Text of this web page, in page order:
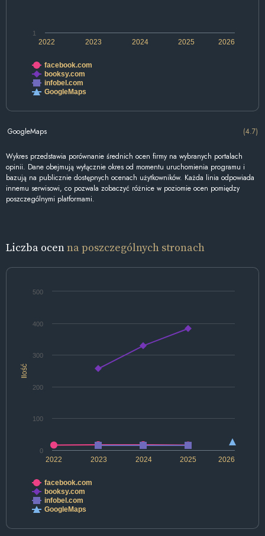
2022 2024 2026
2023 2025
1
facebook.com
booksy.com
infobel.com
GoogleMaps
GoogleMaps (4.7)
Wykres przedstawia porównanie średnich ocen firmy na wybranych portalach
opinii. Dane obejmują wyłącznie okres od momentu uruchomienia programu i
bazują na publicznie dostępnych ocenach użytkowników. Każda linia odpowiada
innemu serwisowi, co pozwala zobaczyć różnice w poziomie ocen pomiędzy
poszczególnymi platformami.
Liczba ocenna poszczególnych stronach
Ilość
2022 2024 2026
2023 2025
0
100
200
300
400
500
facebook.com
booksy.com
infobel.com
GoogleMaps